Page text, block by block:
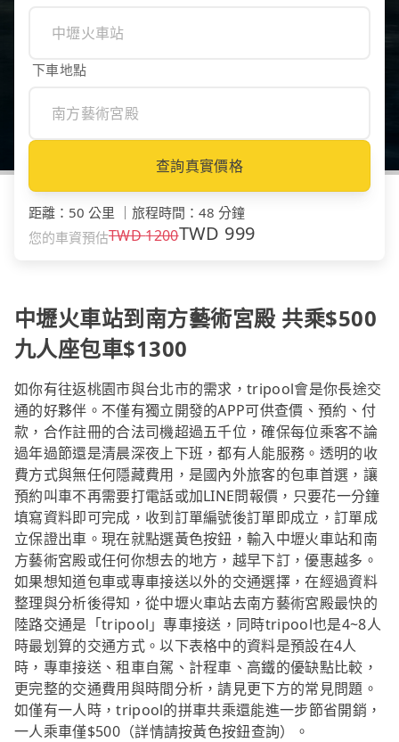
下車地點
查詢真實價格
距離 ： 50 公里 旅程時間 ： 48 分鐘
您的車資預估TWD1200TWD 999
中壢火車站到南方藝術宮殿 共乘$500
九人座包車$1300
如你有往返桃園市與台北市的需求，tripool會是你長途交
通的好夥伴。不僅有獨立開發的APP可供查價、預約、付
款，合作註冊的合法司機超過五千位，確保每位乘客不論
過年過節還是清晨深夜上下班，都有人能服務。透明的收
費方式與無任何隱藏費用，是國內外旅客的包車首選，讓
預約叫車不再需要打電話或加LINE問報價，只要花一分鐘
填寫資料即可完成，收到訂單編號後訂單即成立，訂單成
立保證出車。現在就點選黃色按鈕，輸入中壢火車站和南
方藝術宮殿或任何你想去的地方，越早下訂，優惠越多。
如果想知道包車或專車接送以外的交通選擇，在經過資料
整理與分析後得知，從中壢火車站去南方藝術宮殿最快的
陸路交通是「tripool」專車接送，同時tripool也是4~8人
時最划算的交通方式。以下表格中的資料是預設在4人
時，專車接送、租車自駕、計程車、高鐵的優缺點比較，
更完整的交通費用與時間分析，請見更下方的常見問題。
如僅有一人時，tripool的拼車共乘還能進一步節省開銷，
一人乘車僅$500（詳情請按黃色按鈕查詢）。